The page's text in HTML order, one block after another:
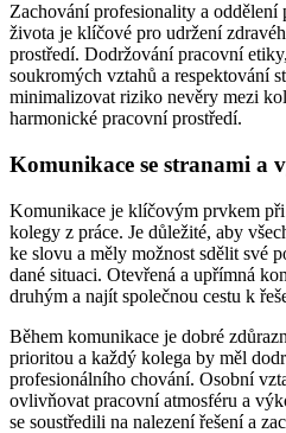
Zachování profesionality a oddělení
života je klíčové pro udržení
prostředí. Dodržování pracovní
soukromých vztahů a respektování
minimalizovat riziko nevěry mezi
harmonické pracovní prostředí.
Komunikace se stranami a
Komunikace je klíčovým prvkem při
kolegy z práce. Je důležité, aby
ke slovu a měly možnost sdělit své
dané situaci. Otevřená a upřímná
druhým a najít společnou cestu k
Během komunikace je dobré
prioritou a každý kolega by měl
profesionálního chování. Osobní
ovlivňovat pracovní atmosféru a
se soustředili na nalezení řešení a